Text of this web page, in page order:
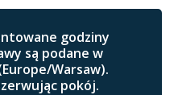
godziny
są podane w
Warsaw).
pokój.